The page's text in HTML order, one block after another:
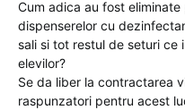
Cum adica au fost
dispenserelor cu
sali si tot restul de seturi ce
elevilor?
Se da liber la contractarea
raspunzatori pentru acest